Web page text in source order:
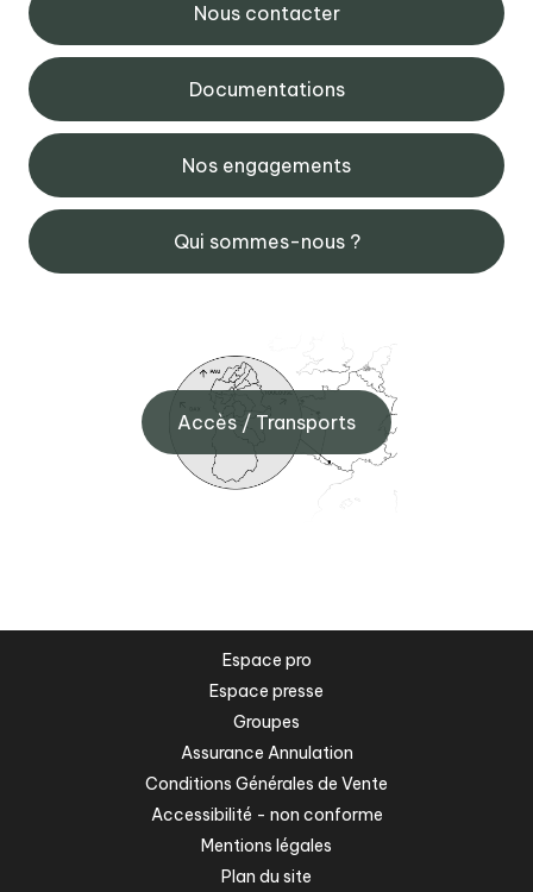
Nous contacter
Documentations
Nos engagements
Qui sommes-nous ?
Accès / Transports
Espace pro
Espace presse
Groupes
Assurance Annulation
Conditions Générales de Vente
Accessibilité - non conforme
Mentions légales
Plan du site